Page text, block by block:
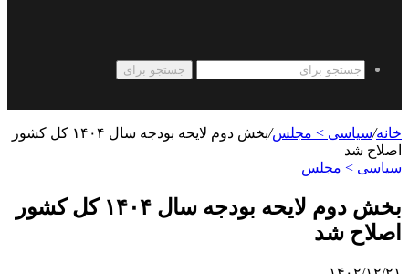
جستجو برای
خانه/سیاسی > مجلس/
بخش دوم لایحه بودجه سال ۱۴۰۴ کل کشور
اصلاح شد
سیاسی > مجلس
بخش دوم لایحه بودجه سال ۱۴۰۴ کل کشور
اصلاح شد